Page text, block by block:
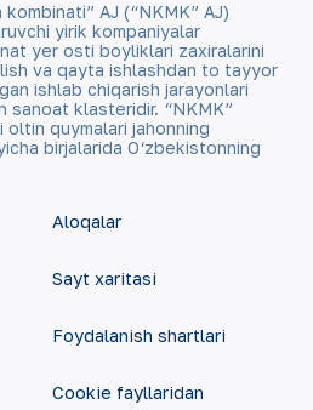
AJ (“NKMK” AJ)
yirik kompaniyalar
yer osti boyliklari zaxiralarini
va qayta ishlashdan to tayyor
ishlab chiqarish jarayonlari
sanoat klasteridir. “NKMK”
quymalari jahonning
birjalarida O‘zbekistonning
Aloqalar
Sayt xaritasi
Foydalanish shartlari
Cookie fayllaridan